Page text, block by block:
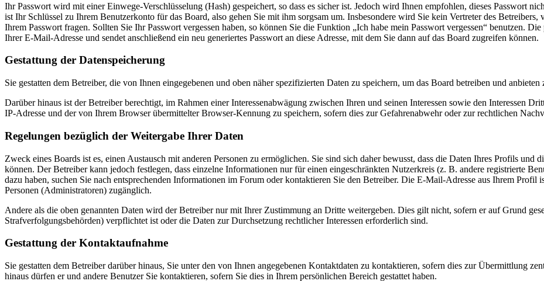
Ihr Passwort wird mit einer Einwege-Verschlüsselung (Hash) gespeichert, so dass es sicher ist. Jedoch wird Ihnen empfohlen, dieses Passwort
ist Ihr Schlüssel zu Ihrem Benutzerkonto für das Board, also gehen Sie mit ihm sorgsam um. Insbesondere wird Sie kein Vertreter des
Ihrem Passwort fragen. Sollten Sie Ihr Passwort vergessen haben, so können Sie die Funktion „Ich habe mein Passwort vergessen“ benutzen.
Ihrer E-Mail-Adresse und sendet anschließend ein neu generiertes Passwort an diese Adresse, mit dem Sie dann auf das Board zugreifen können.
Gestattung der Datenspeicherung
Sie gestatten dem Betreiber, die von Ihnen eingegebenen und oben näher spezifizierten Daten zu speichern, um das Board betreiben und anbieten
Darüber hinaus ist der Betreiber berechtigt, im Rahmen einer Interessenabwägung zwischen Ihren und seinen Interessen sowie den Interessen
IP-Adresse und der von Ihrem Browser übermittelter Browser-Kennung zu speichern, sofern dies zur Gefahrenabwehr oder zur rechtlichen
Regelungen bezüglich der Weitergabe Ihrer Daten
Zweck eines Boards ist es, einen Austausch mit anderen Personen zu ermöglichen. Sie sind sich daher bewusst, dass die Daten Ihres Profils und
können. Der Betreiber kann jedoch festlegen, dass einzelne Informationen nur für einen eingeschränkten Nutzerkreis (z. B. andere registrierte
dazu haben, suchen Sie nach entsprechenden Informationen im Forum oder kontaktieren Sie den Betreiber. Die E-Mail-Adresse aus Ihrem
Personen (Administratoren) zugänglich.
Andere als die oben genannten Daten wird der Betreiber nur mit Ihrer Zustimmung an Dritte weitergeben. Dies gilt nicht, sofern er auf Grund
Strafverfolgungsbehörden) verpflichtet ist oder die Daten zur Durchsetzung rechtlicher Interessen erforderlich sind.
Gestattung der Kontaktaufnahme
Sie gestatten dem Betreiber darüber hinaus, Sie unter den von Ihnen angegebenen Kontaktdaten zu kontaktieren, sofern dies zur Übermittlung
hinaus dürfen er und andere Benutzer Sie kontaktieren, sofern Sie dies in Ihrem persönlichen Bereich gestattet haben.